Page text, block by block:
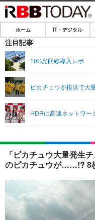
ホーム
IT・デジタル
ショッピング
SPEED TEST
エンタメ
エンタメTOP
音楽
ショッピング
ライフ
ライフTOP
ペット
その他
リリース一覧
プッシュ通知の停止方法
ホーム IT・デジタル
注目記事
10G光回線導入レポ
ピカチュウが横浜で大
HDRに高速ネットワー
「ピカチュウ大量発生
のピカチュウが……!? 8